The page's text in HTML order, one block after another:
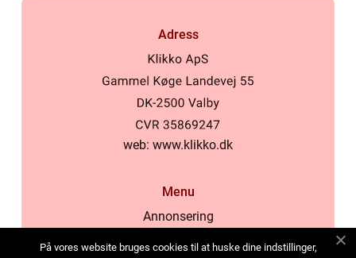
Adress
web: www.klikko.dk
Menu
Annonsering
På vores website bruges cookies til at huske dine indstillinger,